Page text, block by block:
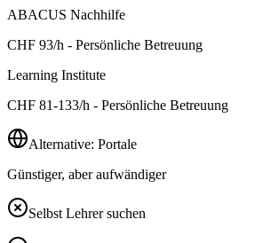
ABACUS Nachhilfe
CHF 93/h - Persönliche Betreuung
Learning Institute
CHF 81-133/h - Persönliche Betreuung
Alternative: Portale
Günstiger, aber aufwändiger
Selbst Lehrer suchen